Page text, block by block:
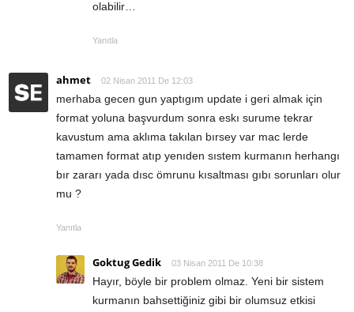
olabilir…
Yanıtla
ahmet 02 Nisan 2011 De 12:03
merhaba gecen gun yaptıgım update i geri almak için
format yoluna başvurdum sonra eskı surume tekrar
kavustum ama aklıma takılan bırsey var mac lerde
tamamen format atıp yenıden sıstem kurmanın herhangı
bır zararı yada dısc ömrunu kısaltması gıbı sorunları olur
mu ?
Yanıtla
Goktug Gedik 03 Nisan 2011 De 10:38
Hayır, böyle bir problem olmaz. Yeni bir sistem
kurmanın bahsettiğiniz gibi bir olumsuz etkisi